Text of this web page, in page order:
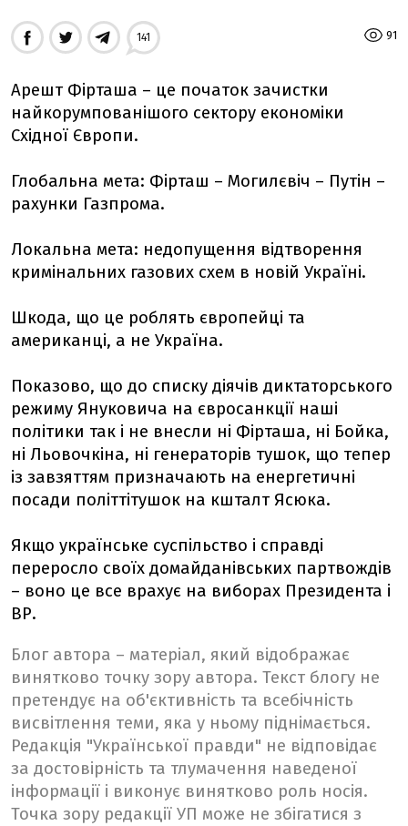
91
141
Арешт Фірташа – це початок зачистки
найкорумпованішого сектору економіки
Східної Європи.
Глобальна мета: Фірташ – Могилєвіч – Путін –
рахунки Газпрома.
Локальна мета: недопущення відтворення
кримінальних газових схем в новій Україні.
Шкода, що це роблять європейці та
американці, а не Україна.
Показово, що до списку діячів диктаторського
режиму Януковича на євросанкції наші
політики так і не внесли ні Фірташа, ні Бойка,
ні Льовочкіна, ні генераторів тушок, що тепер
із завзяттям призначають на енергетичні
посади політтітушок на кшталт Ясюка.
Якщо українське суспільство і справді
переросло своїх домайданівських партвождів
– воно це все врахує на виборах Президента і
ВР.
Блог автора – матеріал, який відображає
винятково точку зору автора. Текст блогу не
претендує на об'єктивність та всебічність
висвітлення теми, яка у ньому піднімається.
Редакція "Української правди" не відповідає
за достовірність та тлумачення наведеної
інформації і виконує винятково роль носія.
Точка зору редакції УП може не збігатися з